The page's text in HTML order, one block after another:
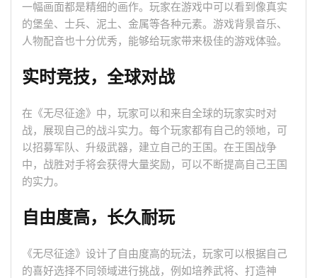
一幅画面都是精细的画作。玩家在游戏中可以看到像真实
的堡垒、士兵、泥土、金属等各种元素。游戏背景音乐、
人物配音也十分优秀，能够给玩家带来极佳的游戏体验。
实时竞技，全球对战
在《无尽征途》中，玩家可以和来自全球的玩家实时对
战，展现自己的战斗实力。每个玩家都有自己的领地，可
以招募军队、升级武器，建立自己的王国。在王国战争
中，战胜对手将会获得大量奖励，可以不断提高自己王国
的实力。
自由度高，长久耐玩
《无尽征途》设计了自由度高的玩法，玩家可以根据自己
的喜好选择不同领域进行挑战，例如培养武将、打造神